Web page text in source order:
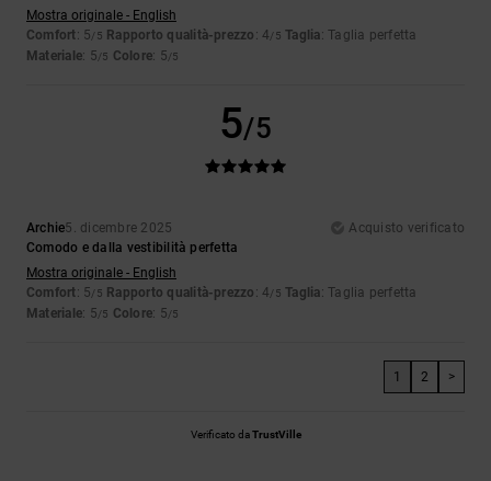
Mostra originale - English
Comfort: 5/5 Rapporto qualità-prezzo : 4/5 Taglia: Taglia perfetta
Materiale: 5/5 Colore: 5/5
5/5
Archie5. dicembre 2025
Acquisto verificato
Comodo e dalla vestibilità perfetta
Mostra originale - English
Comfort: 5/5 Rapporto qualità-prezzo : 4/5 Taglia: Taglia perfetta
Materiale: 5/5 Colore: 5/5
1 2 >
Verificato daTrustVille